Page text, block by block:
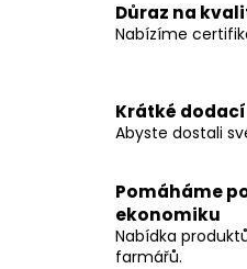
Důraz na
Nabízíme
Krátké
Abyste dostali
Pomáháme
ekonomiku
Nabídka
farmářů.